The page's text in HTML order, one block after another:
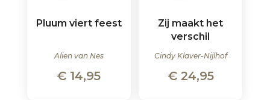
Pluum viert feest
Alien van Nes
€ 14,95
Zij maakt het
verschil
Cindy Klaver-Nijlhof
€24,95